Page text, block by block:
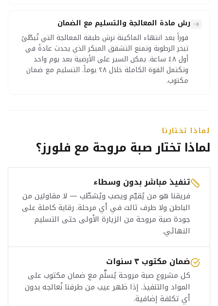
٠٥ رش مادة المعالجة والتسليم مع الضمان
فوراً بعد انتهاء الماكينة نرش طبقة المعالجة التي تُبطّئ
تبخر الرطوبة وتمنع التشقق المبكر الذي يحدث عادةً في
أول ٤٨ ساعة. يمكن السير على الأرضية بعد يوم واحد
وتكتمل القوة الكاملة خلال ٢٨ يوماً. التسليم مع ضمان
مكتوب.
لماذا تختارنا
لماذا تختار صبة مروحة مع فلورز؟
تنفيذ مباشر بدون وسطاء
فريقنا هو من يُقيّم ويصب ويُشطّب — لا مقاولين من
الباطن ولا طرف ثالث في أي مرحلة. رقابة كاملة على
جودة صبة مروحة من الزيارة الأولى حتى التسليم
النهائي.
ضمان مكتوب ٣ سنوات
كل مشروع صبة مروحة يُسلَّم مع ضمان مكتوب على
المواد والتنفيذ. إذا ظهر عيب من طرفنا نُعالجه بدون
أي تكلفة إضافية.